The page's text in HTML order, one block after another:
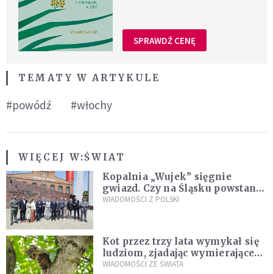
SPRAWDŹ CENĘ
TEMATY W ARTYKULE
#powódź #włochy
WIĘCEJ W:ŚWIAT
Kopalnia „Wujek” sięgnie
gwiazd. Czy na Śląsku powstanie
„Dolina Krzemowa”?
WIADOMOŚCI Z POLSKI
Kot przez trzy lata wymykał się
ludziom, zjadając wymierające
kaczki. W końcu popełnił
WIADOMOŚCI ZE ŚWIATA